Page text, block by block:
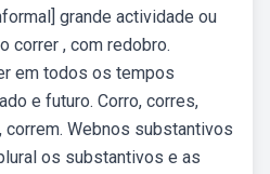
grande actividade ou
correr , com redobro.
em todos os tempos
e futuro. Corro, corres,
correm. Webnos substantivos
os substantivos e as